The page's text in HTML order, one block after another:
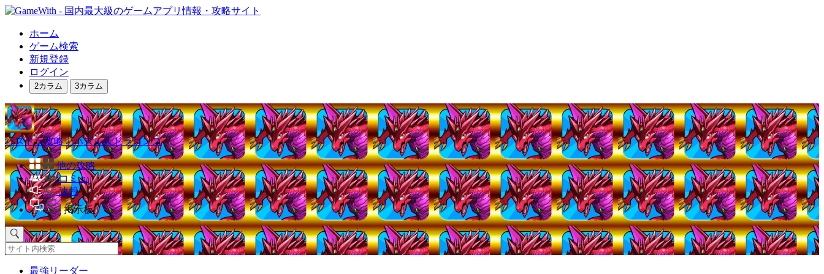
ホーム
ゲーム検索
新規登録
ログイン
2カラム 3カラム
パズドラ攻略｜パズル＆ドラゴンズ
他の攻略
コミュ
速報
掲示板
最強リーダー